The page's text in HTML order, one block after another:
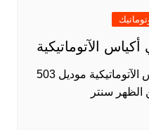
الآتوماتيكية
ماكينة تعبئة الشامبو في أكياس الآتوماتيكية موديل 503
سنتر